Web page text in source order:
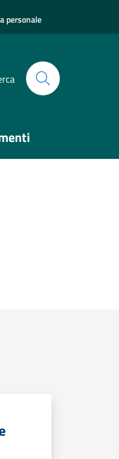
personale